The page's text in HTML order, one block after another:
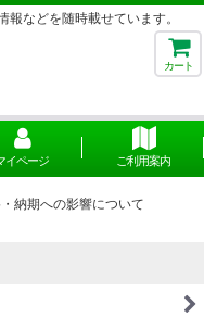
などを随時載せています。
カート
イページ ご利用案内
納期への影響について